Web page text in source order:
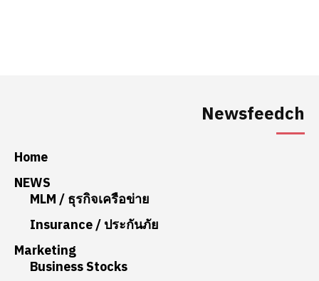
Newsfeedch
Home
NEWS
MLM / ธุรกิจเครือข่าย
Insurance / ประกันภัย
Marketing
Business Stocks